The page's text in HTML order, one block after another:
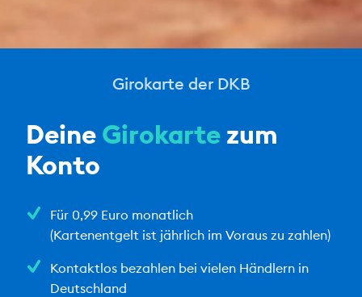
Girokarte der DKB
DeineGirokartezum
Konto
Für 0,99 Euro monatlich
(Kartenentgelt ist jährlich im Voraus zu zahlen)
Kontaktlos bezahlen bei vielen Händlern in
Deutschland